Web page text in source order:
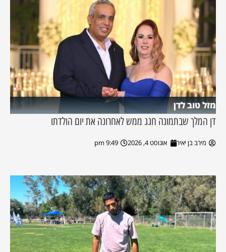
מזל טוב לדן
דן המלך שבתמונה חגג ממש לאחרונה את יום הולדתו
מירב בן יאיר אוגוסט 4, 2026 9:49 pm